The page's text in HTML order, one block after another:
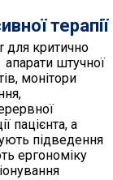
терапії
для критично
штучної
монітори
пацієнта, а
підведення
ергономіку